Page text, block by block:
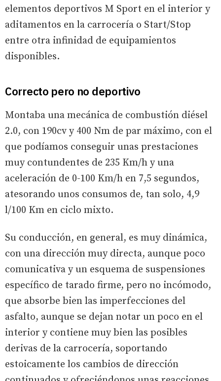
elementos deportivos M Sport en el interior y
aditamentos en la carrocería o Start/Stop
entre otra infinidad de equipamientos
disponibles.
Correcto pero no deportivo
Montaba una mecánica de combustión diésel
2.0, con 190cv y 400 Nm de par máximo, con el
que podíamos conseguir unas prestaciones
muy contundentes de 235 Km/h y una
aceleración de 0-100 Km/h en 7,5 segundos,
atesorando unos consumos de, tan solo, 4,9
l/100 Km en ciclo mixto.
Su conducción, en general, es muy dinámica,
con una dirección muy directa, aunque poco
comunicativa y un esquema de suspensiones
específico de tarado firme, pero no incómodo,
que absorbe bien las imperfecciones del
asfalto, aunque se dejan notar un poco en el
interior y contiene muy bien las posibles
derivas de la carrocería, soportando
estoicamente los cambios de dirección